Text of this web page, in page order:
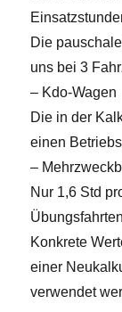
Die
uns bei 3
– Kdo-Wagen
Die in der
einen
–
Nur 1,6 Std
Konkrete
einer
verwendet